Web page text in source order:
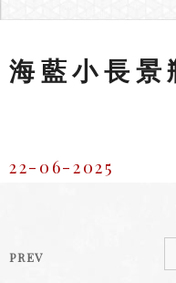
海藍小長景
22-06-2025
PREV